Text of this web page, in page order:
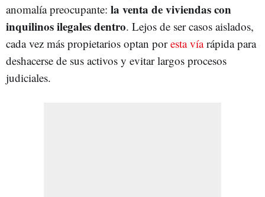
anomalía preocupante: la venta de viviendas con
inquilinos ilegales dentro. Lejos de ser casos aislados,
cada vez más propietarios optan poresta víarápida para
deshacerse de sus activos y evitar largos procesos
judiciales.